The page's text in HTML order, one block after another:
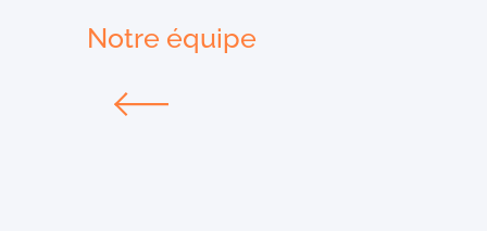
Notre équipe